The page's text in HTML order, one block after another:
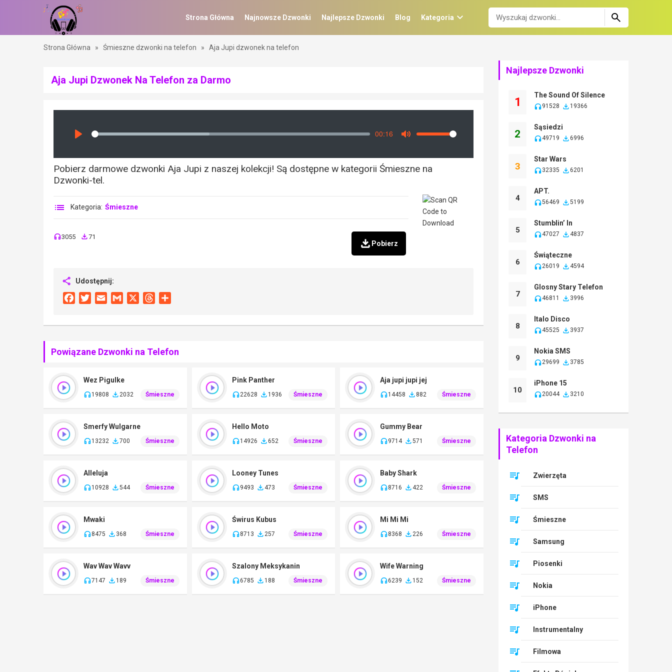
Strona Główna Najnowsze Dzwonki Najlepsze Dzwonki Blog Kategoria
Strona Główna » Śmieszne dzwonki na telefon » Aja Jupi dzwonek na telefon
Aja Jupi Dzwonek Na Telefon za Darmo
Seek
00:16
Volume
Pobierz darmowe dzwonki Aja Jupi z naszej kolekcji! Są dostępne w kategorii Śmieszne na
Dzwonki-tel.
Kategoria: Śmieszne
3055 71
Pobierz
Udostępnij:
FacebookTwitterEmail Gmail Threads
Powiązane Dzwonki na Telefon
Wez Pigulke
19808 2032 Śmieszne
Pink Panther
22628 1936 Śmieszne
Aja jupi jupi jej
14458 882 Śmieszne
Smerfy Wulgarne
13232 700 Śmieszne
Hello Moto
14926 652 Śmieszne
Gummy Bear
9714 571 Śmieszne
Alleluja
10928 544 Śmieszne
Looney Tunes
9493 473 Śmieszne
Baby Shark
8716 422 Śmieszne
Mwaki
8475 368 Śmieszne
Świrus Kubus
8713 257 Śmieszne
Mi Mi Mi
8368 226 Śmieszne
Wav Wav Wavv
7147 189 Śmieszne
Szalony Meksykanin
6785 188 Śmieszne
Wife Warning
6239 152 Śmieszne
Najlepsze Dzwonki
1
The Sound Of Silence
91528 19366
2
Sąsiedzi
49719 6996
3
Star Wars
32335 6201
4
APT.
56469 5199
5
Stumblin’ In
47027 4837
6
Świąteczne
26019 4594
7
Glosny Stary Telefon
46811 3996
8
Italo Disco
45525 3937
9
Nokia SMS
29699 3785
10
iPhone 15
20044 3210
Kategoria Dzwonki na
Telefon
Zwierzęta
SMS
Śmieszne
Samsung
Piosenki
Nokia
iPhone
Instrumentalny
Filmowa